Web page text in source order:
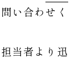
い合わせく
当者より迅